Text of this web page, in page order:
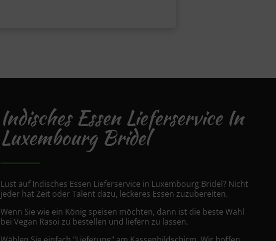
Indisches Essen Lieferservice In
Luxembourg Bridel
Lust auf Indisches Essen Lieferservice in Luxembourg Bridel? Nicht
jeder hat Zeit oder Talent dazu, leckeres Essen zuzubereiten.
Wenn Sie wie ein König speisen möchten, dann ist die beste Wahl
bei Vegan Rasoi zu bestellen und liefern zu lassen.